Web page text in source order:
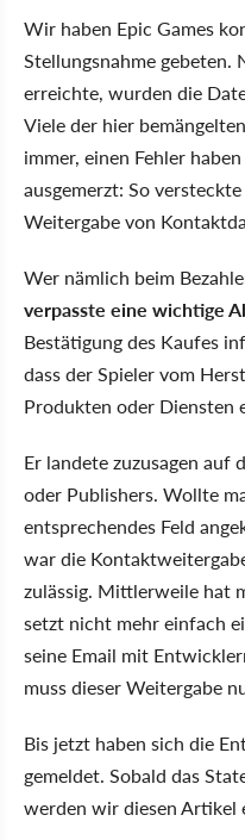
Wir haben Epic Games
Stellungsnahme
erreichte, wurden die
Viele der hier
immer, einen Fehler
ausgemerzt: So
Weitergabe von
Wer nämlich beim
verpasste eine wichtige
Bestätigung des Kaufes
dass der Spieler vom
Produkten oder Diensten
Er landete zuzusagen auf
oder Publishers. Wollte
entsprechendes Feld
war die
zulässig. Mittlerweile hat
setzt nicht mehr einfach
seine Email mit
muss dieser Weitergabe
Bis jetzt haben sich die
gemeldet. Sobald das
werden wir diesen Artikel